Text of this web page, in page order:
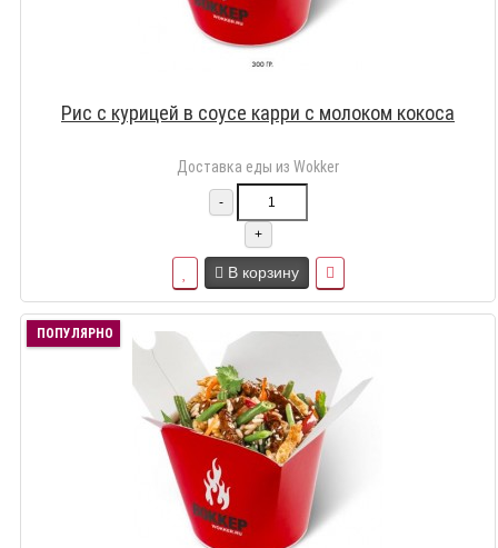
Рис с курицей в соусе карри с молоком кокоса
Доставка еды из Wokker
-
+
В корзину
ПОПУЛЯРНО